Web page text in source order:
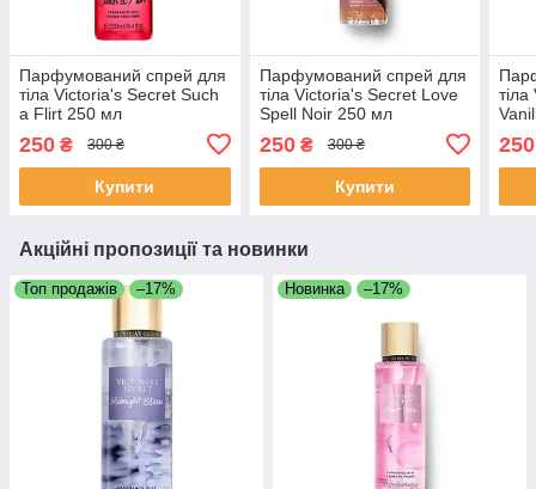
Парфумований спрей для
тіла Victoria's Secret Such
a Flirt 250 мл
250 ₴ 300 ₴
Купити
Парфумований спрей для
тіла Victoria's Secret Love
Spell Noir 250 мл
250₴ 300 ₴
Купити
250
Акційні пропозиції та новинки
Топ продажів –17% Новинка –17%